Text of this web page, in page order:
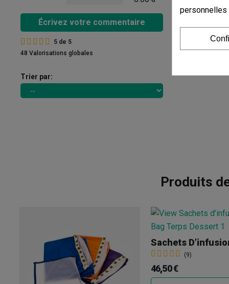
Écrivez votre commentaire
5 de 5
48 Valorisations globales
Trier par:
Produits
(9)
46,50 €
personnelles